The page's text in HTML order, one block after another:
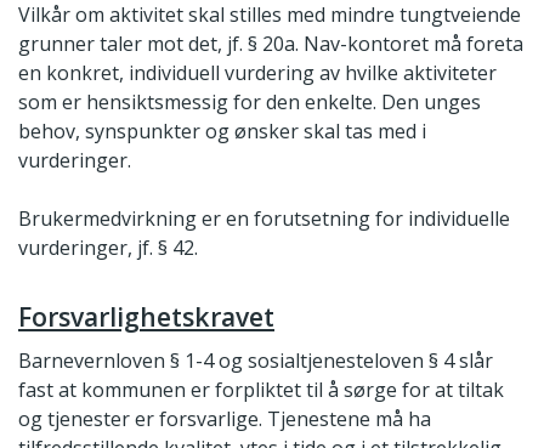
Vilkår om aktivitet skal stilles med mindre tungtveiende
grunner taler mot det, jf. § 20a. Nav-kontoret må foreta
en konkret, individuell vurdering av hvilke aktiviteter
som er hensiktsmessig for den enkelte. Den unges
behov, synspunkter og ønsker skal tas med i
vurderinger.
Brukermedvirkning er en forutsetning for individuelle
vurderinger, jf. § 42.
Forsvarlighetskravet
Barnevernloven § 1-4 og sosialtjenesteloven § 4 slår
fast at kommunen er forpliktet til å sørge for at tiltak
og tjenester er forsvarlige. Tjenestene må ha